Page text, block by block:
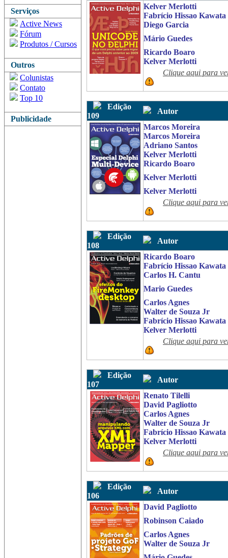
Serviços
Active News
Fórum
Produtos / Cursos
Outros
Colunistas
Contato
Top 10
Publicidade
Kelver Merlotti
Fabrício Hissao Kawata
Diego Garcia
Mário Guedes
Ricardo Boaro
Kelver Merlotti
Clique aqui para
Edição
109
Autor
Marcos Moreira
Marcos Moreira
Adriano Santos
Kelver Merlotti
Ricardo Boaro
Kelver Merlotti
Kelver Merlotti
Clique aqui para
Edição
108
Autor
Ricardo Boaro
Fabrício Hissao Kawata
Carlos H. Cantu
Mario Guedes
Carlos Agnes
Walter de Souza Jr
Fabrício Hissao Kawata
Kelver Merlotti
Clique aqui para
Edição
107
Autor
Renato Tilelli
David Pagliotto
Carlos Agnes
Walter de Souza Jr
Fabrício Hissao Kawata
Kelver Merlotti
Clique aqui para
Edição
106
Autor
David Pagliotto
Robinson Caiado
Carlos Agnes
Walter de Souza Jr